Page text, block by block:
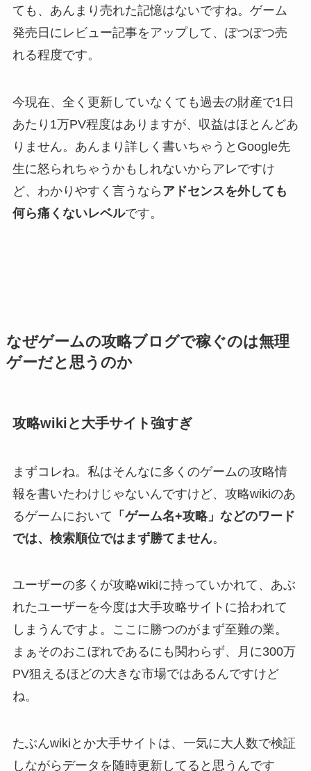
ても、あんまり売れた記憶はないですね。ゲーム
発売日にレビュー記事をアップして、ぽつぽつ売
れる程度です。
今現在、全く更新していなくても過去の財産で1日
あたり1万PV程度はありますが、収益はほとんどあ
りません。あんまり詳しく書いちゃうとGoogle先
生に怒られちゃうかもしれないからアレですけ
ど、わかりやすく言うなら アドセンスを外しても
何ら痛くないレベルです。
なぜゲームの攻略ブログで稼ぐのは無理
ゲーだと思うのか
攻略wikiと大手サイト強すぎ
まずコレね。私はそんなに多くのゲームの攻略情
報を書いたわけじゃないんですけど、攻略wikiのあ
るゲームにおいて 「ゲーム名+攻略」などのワード
では、検索順位ではまず勝てません。
ユーザーの多くが攻略wikiに持っていかれて、あぶ
れたユーザーを今度は大手攻略サイトに拾われて
しまうんですよ。ここに勝つのがまず至難の業。
まぁそのおこぼれであるにも関わらず、月に300万
PV狙えるほどの大きな市場ではあるんですけど
ね。
たぶんwikiとか大手サイトは、一気に大人数で検証
しながらデータを随時更新してると思うんです